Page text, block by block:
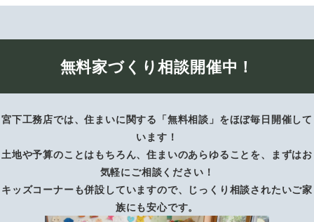
無料家づくり相談開催中！
宮下工務店では、住まいに関する「無料相談」をほぼ毎日開催して
います！
土地や予算のことはもちろん、住まいのあらゆることを、まずはお
気軽にご相談ください！
キッズコーナーも併設していますので、じっくり相談されたいご家
族にも安心です。